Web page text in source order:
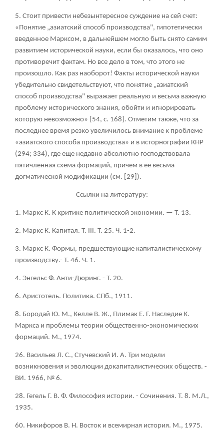
5. Стоит привести небезынтересное суждение на сей счет:
«Понятие „азиатский способ производства", гипотетически
введенное Марксом, в дальнейшем могло быть снято самим
развитием исторической науки, если бы оказалось, что оно
противоречит фактам. Но все дело в том, что этого не
произошло. Как раз наоборот! Факты исторической науки
убедительно свидетельствуют, что понятие „азиатский
способ производства" выражает реальную и весьма важную
проблему исторического знания, обойти и игнорировать
которую невозможно» [54, с. 168]. Отметим также, что за
последнее время резко увеличилось внимание к проблеме
«азиатского способа производства» и в исторнографии КНР
(294; 334), где еще недавно абсолютно господствовала
пятичленная схема формаций, причем в ее весьма
догматической модификации (см. [29]).
Ссылки на литературу:
1. Маркс К. К критике политической экономии. — Т. 13.
2. Маркс К. Капитал. Т. III. Т. 25. Ч. 1-2.
3. Маркс К. Формы, предшествующие капиталистическому
производству.- Т. 46. Ч. 1.
4. Энгельс Ф. Анти-Дюринг. - Т. 20.
6. Аристотель. Политика. СПб., 1911.
8. Бородай Ю. М., Келле В. Ж., Плимак Е. Г. Наследие К.
Маркса и проблемы теории общественно-экономических
формаций. М., 1974.
26. Васильев Л. С., Стучевский И. А. Три модели
возникновения и эволюции докапиталистических обществ. -
ВИ. 1966, № 6.
28. Гегель Г. В. Ф. Философия истории. - Сочинения. Т. 8. М.Л.,
1935.
60. Никифоров В. Н. Восток и всемирная история. М., 1975.